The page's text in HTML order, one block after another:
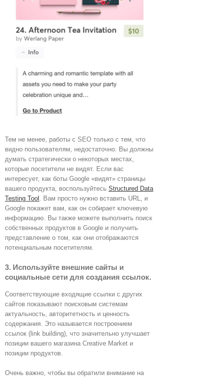
Тем не менее, работы с SEO только с тем, что
видно пользователям, недостаточно. Вы должны
думать стратегически о некоторых местах,
которые посетители не видят. Если вас
интересует, как боты Google «видят» страницы
вашего продукта, воспользуйтесь Structured Data
Testing Tool . Вам просто нужно вставить URL, и
Google покажет вам, как он собирает ключевую
информацию. Вы также можете выполнить поиск
собственных продуктов в Google и получить
представление о том, как они отображаются
потенциальным посетителям.
3. Используйте внешние сайты и
социальные сети для создания ссылок.
Соответствующие входящие ссылки с других
сайтов показывают поисковым системам
актуальность, авторитетность и ценность
содержания. Это называется построением
ссылок (link building), что значительно улучшает
позиции вашего магазина Creative Market и
позиции продуктов.
Очень важно, чтобы вы обратили внимание на